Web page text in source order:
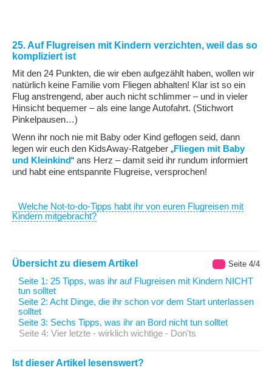
25. Auf Flugreisen mit Kindern verzichten, weil das so
kompliziert ist
Mit den 24 Punkten, die wir eben aufgezählt haben, wollen wir
natürlich keine Familie vom Fliegen abhalten! Klar ist so ein
Flug anstrengend, aber auch nicht schlimmer – und in vieler
Hinsicht bequemer – als eine lange Autofahrt. (Stichwort
Pinkelpausen…)
Wenn ihr noch nie mit Baby oder Kind geflogen seid, dann
legen wir euch den KidsAway-Ratgeber „Fliegen mit Baby
und Kleinkind“ ans Herz – damit seid ihr rundum informiert
und habt eine entspannte Flugreise, versprochen!
Welche Not-to-do-Tipps habt ihr von euren Flugreisen mit
Kindern mitgebracht?
Seite 4/4
Übersicht zu diesem Artikel
Seite 1: 25 Tipps, was ihr auf Flugreisen mit Kindern NICHT
tun solltet
Seite 2: Acht Dinge, die ihr schon vor dem Start unterlassen
solltet
Seite 3: Sechs Tipps, was ihr an Bord nicht tun solltet
Seite 4: Vier letzte - wirklich wichtige - Don'ts
Ist dieser Artikel lesenswert?